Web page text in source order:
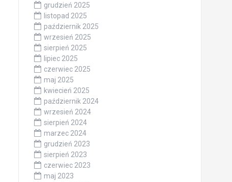
grudzień 2025
listopad 2025
październik 2025
wrzesień 2025
sierpień 2025
lipiec 2025
czerwiec 2025
maj 2025
kwiecień 2025
październik 2024
wrzesień 2024
sierpień 2024
marzec 2024
grudzień 2023
sierpień 2023
czerwiec 2023
maj 2023